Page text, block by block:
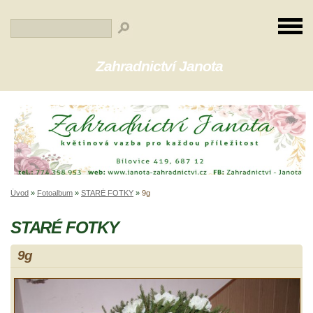
Zahradnictví Janota
Úvod » Fotoalbum » STARÉ FOTKY » 9g
STARÉ FOTKY
9g